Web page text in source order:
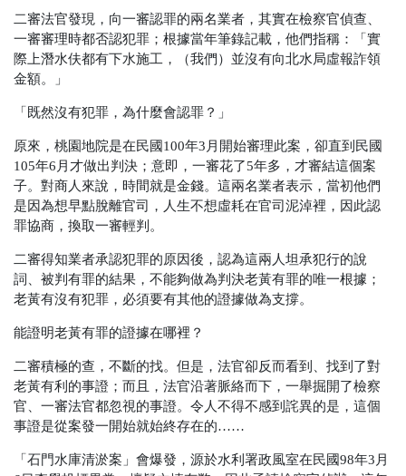
二審法官發現，向一審認罪的兩名業者，其實在檢察官偵查、
一審審理時都否認犯罪；根據當年筆錄記載，他們指稱：「實
際上潛水伕都有下水施工，
（我們） 並沒有向北水局虛報詐領
金額。」
「既然沒有犯罪，為什麼會認罪？」
原來，桃園地院是在民國100年3月開始審理此案，卻直到民國
105年6月才做出判決；意即，一審花了5年多，才審結這個案
子。對商人來說，時間就是金錢。這兩名業者表示，當初他們
是因為想早點脫離官司，人生不想虛耗在官司泥淖裡，因此認
罪協商，換取一審輕判。
二審得知業者承認犯罪的原因後，認為這兩人坦承犯行的說
詞、被判有罪的結果，不能夠做為判決老黃有罪的唯一根據；
老黃有沒有犯罪，必須要有其他的證據做為支撐。
能證明老黃有罪的證據在哪裡？
二審積極的查，不斷的找。但是，法官卻反而看到、找到了對
老黃有利的事證；而且，法官沿著脈絡而下，一舉掘開了檢察
官、一審法官都忽視的事證。令人不得不感到詫異的是，這個
事證是從案發一開始就始終存在的……
「石門水庫清淤案」會爆發，源於水利署政風室在民國98年3月